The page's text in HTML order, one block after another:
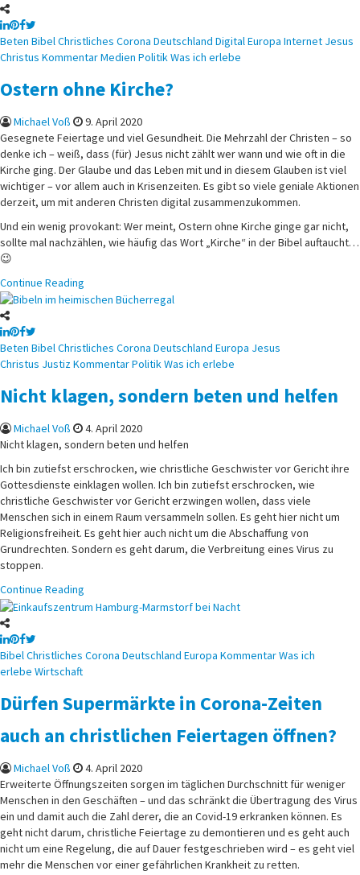
Posted
in
Beten Bibel Christliches Corona Deutschland Digital Europa Internet Jesus
Christus KommentarMedien Politik Was ich erlebe
Ostern ohne Kirche?
Michael Voß
9. April 2020
Gesegnete Feiertage und viel Gesundheit. Die Mehrzahl der Christen – so
denke ich – weiß, dass (für) Jesus nicht zählt wer wann und wie oft in die
Kirche ging. Der Glaube und das Leben mit und in diesem Glauben ist viel
wichtiger – vor allem auch in Krisenzeiten. Es gibt so viele geniale Aktionen
derzeit, um mit anderen Christen digital zusammenzukommen.
Und ein wenig provokant: Wer meint, Ostern ohne Kirche ginge gar nicht,
sollte mal nachzählen, wie häufig das Wort „Kirche“ in der Bibel auftaucht…
😉
Continue Reading
Posted
in
Beten BibelChristliches Corona Deutschland Europa Jesus
Christus JustizKommentarPolitikWas ich erlebe
Nicht klagen, sondern beten und helfen
Michael Voß
4. April 2020
Nicht klagen, sondern beten und helfen
Ich bin zutiefst erschrocken, wie christliche Geschwister vor Gericht ihre
Gottesdienste einklagen wollen. Ich bin zutiefst erschrocken, wie
christliche Geschwister vor Gericht erzwingen wollen, dass viele
Menschen sich in einem Raum versammeln sollen. Es geht hier nicht um
Religionsfreiheit. Es geht hier auch nicht um die Abschaffung von
Grundrechten. Sondern es geht darum, die Verbreitung eines Virus zu
stoppen.
Continue Reading
Posted
in
BibelChristliches Corona Deutschland Europa KommentarWas ich
erlebe Wirtschaft
Dürfen Supermärkte in Corona-Zeiten
auch an christlichen Feiertagen öffnen?
Michael Voß
4. April 2020
Erweiterte Öffnungszeiten sorgen im täglichen Durchschnitt für weniger
Menschen in den Geschäften – und das schränkt die Übertragung des Virus
ein und damit auch die Zahl derer, die an Covid-19 erkranken können. Es
geht nicht darum, christliche Feiertage zu demontieren und es geht auch
nicht um eine Regelung, die auf Dauer festgeschrieben wird – es geht viel
mehr die Menschen vor einer gefährlichen Krankheit zu retten.